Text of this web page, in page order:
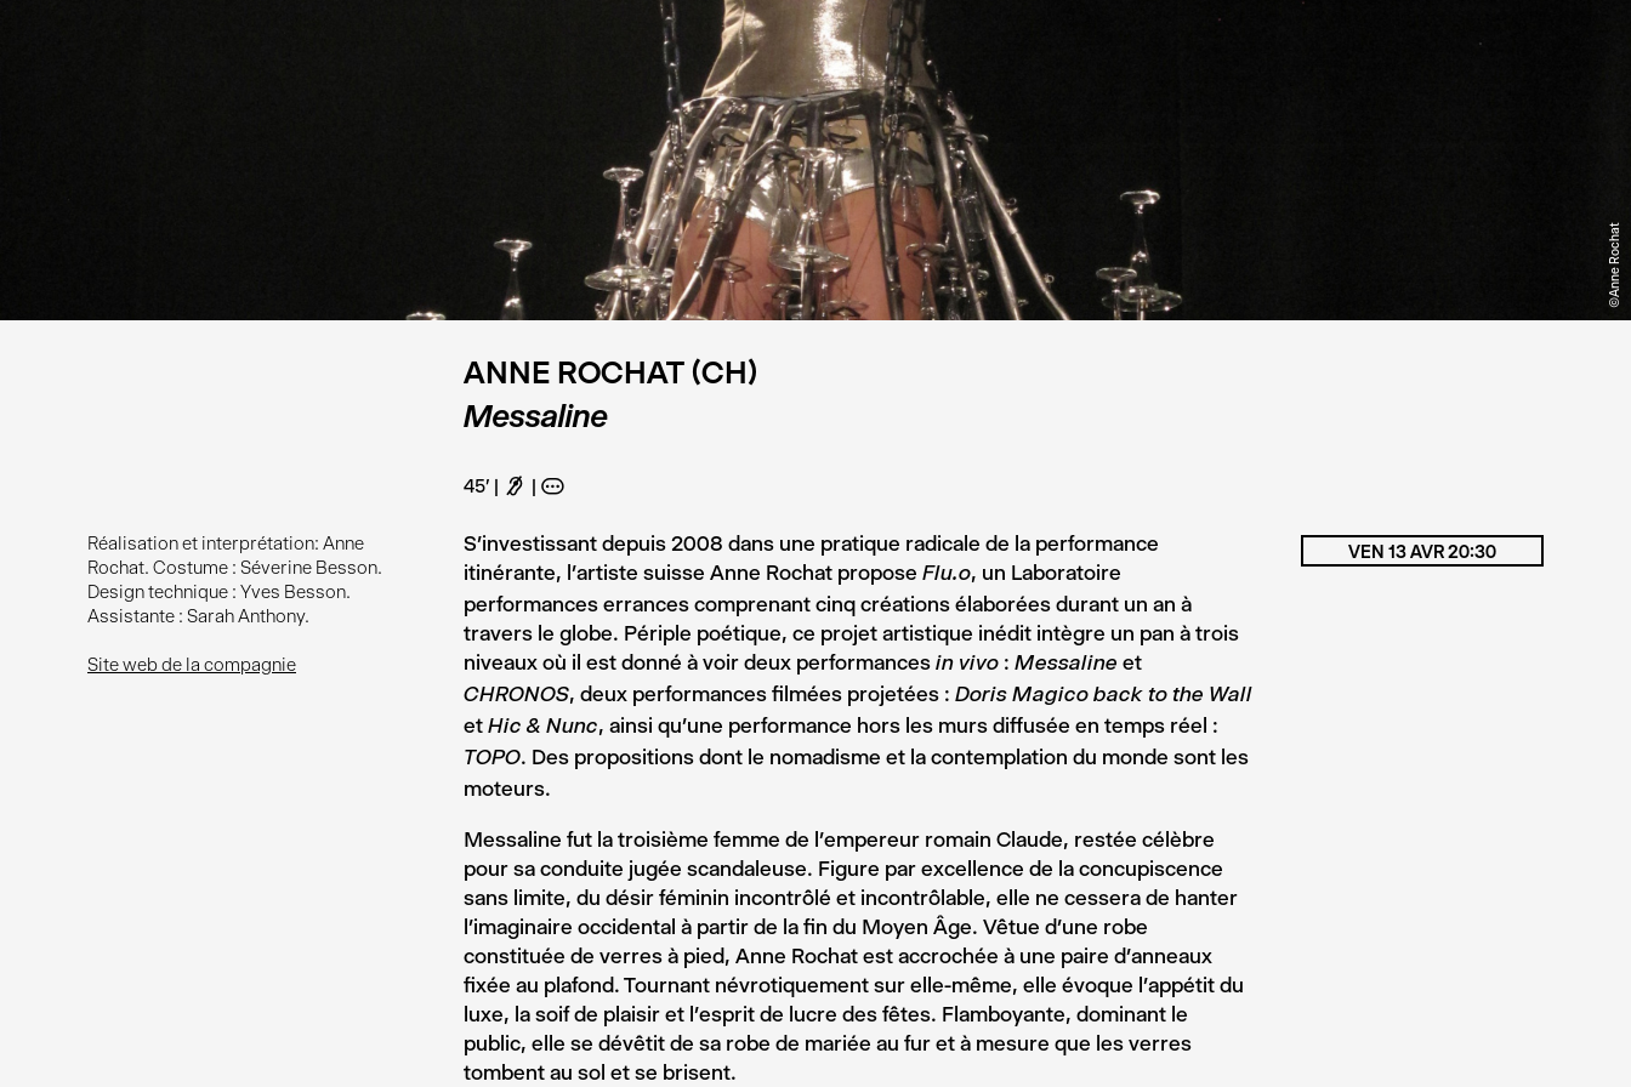
©Anne Rochat
ANNE ROCHAT (CH)
Messaline
45' F A
Réalisation et interprétation: Anne
Rochat. Costume : Séverine Besson.
Design technique : Yves Besson.
Assistante : Sarah Anthony.
Site web de la compagnie
S’investissant depuis 2008 dans une pratique radicale de la performance
itinérante, l’artiste suisse Anne Rochat propose Flu.o, un Laboratoire
performances errances comprenant cinq créations élaborées durant un an à
travers le globe. Périple poétique, ce projet artistique inédit intègre un pan à trois
niveaux où il est donné à voir deux performances in vivo : Messaline et
CHRONOS, deux performances filmées projetées : Doris Magico back to the Wall
et Hic & Nunc, ainsi qu’une performance hors les murs diffusée en temps réel :
TOPO. Des propositions dont le nomadisme et la contemplation du monde sont les
moteurs.
Messaline fut la troisième femme de l’empereur romain Claude, restée célèbre
pour sa conduite jugée scandaleuse. Figure par excellence de la concupiscence
sans limite, du désir féminin incontrôlé et incontrôlable, elle ne cessera de hanter
l’imaginaire occidental à partir de la fin du Moyen Âge. Vêtue d’une robe
constituée de verres à pied, Anne Rochat est accrochée à une paire d’anneaux
fixée au plafond. Tournant névrotiquement sur elle-même, elle évoque l’appétit du
luxe, la soif de plaisir et l’esprit de lucre des fêtes. Flamboyante, dominant le
public, elle se dévêtit de sa robe de mariée au fur et à mesure que les verres
tombent au sol et se brisent.
VEN 13 AVR 20:30